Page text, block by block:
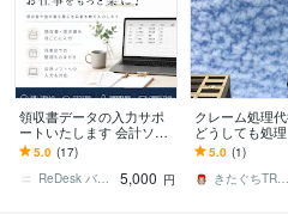
領収書データの入力サポ
ートいたします 会計ソフ
ト入力サポート（入力作
業のみ対応）
5.0 (17)
ReDesk バックオフィスサポート
5,000 円
クレーム処理
どうしても処理
いクレームに！
5.0 (1)
きたぐちTRYOUTplus